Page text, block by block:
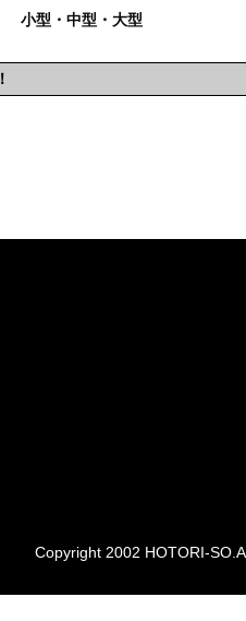
小型・中型・大型
Copyright 2002 HOTORI-